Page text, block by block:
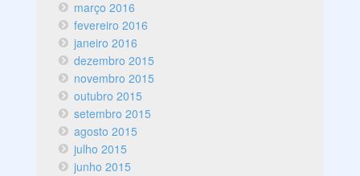
março 2016
fevereiro 2016
janeiro 2016
dezembro 2015
novembro 2015
outubro 2015
setembro 2015
agosto 2015
julho 2015
junho 2015